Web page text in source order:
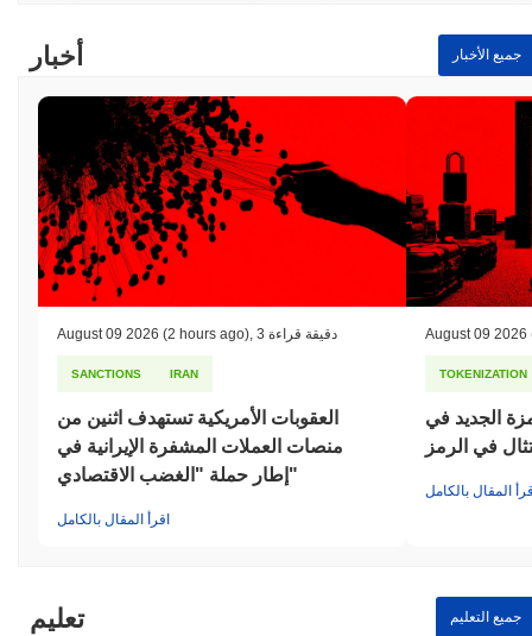
أخبار جميع الأخبار
August 09 2026 (2 hours ago) 3 دقيقة قراءة
SANCTIONS IRAN
العقوبات الأمريكية تستهدف اثنين من
منصات العملات المشفرة الإيرانية في
إطار حملة "الغضب الاقتصادي"
اقرأ المقال بالكامل
August 09 2026
TOKENIZATION
الجديد في
في الرمز
المقال بالكامل
تعليم جميع التعليم